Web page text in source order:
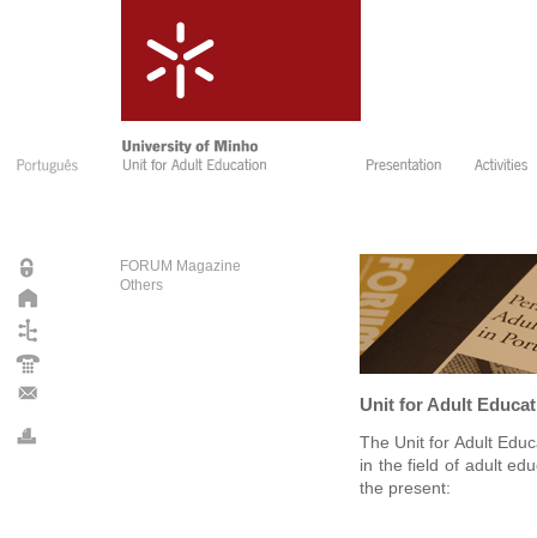
FORUM Magazine
Others
Unit for Adult
The Unit for Adult
in the field of adult
the present: